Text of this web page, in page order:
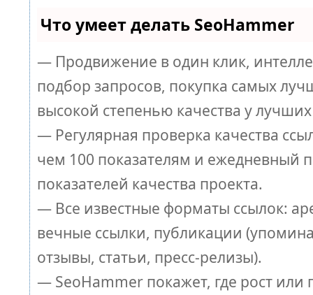
Что умеет делать SeoHammer
— Продвижение в один клик,
подбор запросов, покупка самых
высокой степенью качества у
— Регулярная проверка качества
чем 100 показателям и ежедневный
показателей качества проекта.
— Все известные форматы ссылок:
вечные ссылки, публикации
отзывы, статьи, пресс-релизы).
— SeoHammer покажет, где рост или